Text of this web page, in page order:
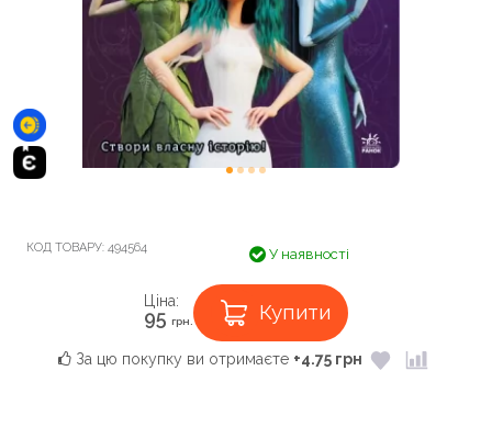
КОД ТОВАРУ: 494564 У наявності
Ціна:
95 грн. Купити
За цю покупку ви отримаєте +4.75 грн